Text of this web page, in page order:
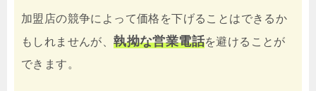
加盟店の競争によって価格を下げることはできるか
もしれませんが、執拗な営業電話を避けることが
できます。